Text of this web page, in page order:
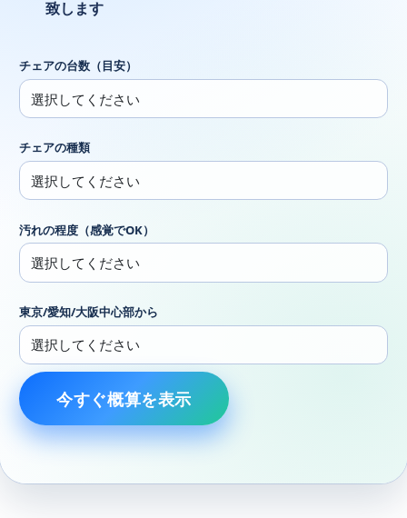
致します
チェアの台数（目安）
チェアの種類
汚れの程度（感覚でOK）
東京/愛知/大阪中心部から
今すぐ概算を表示